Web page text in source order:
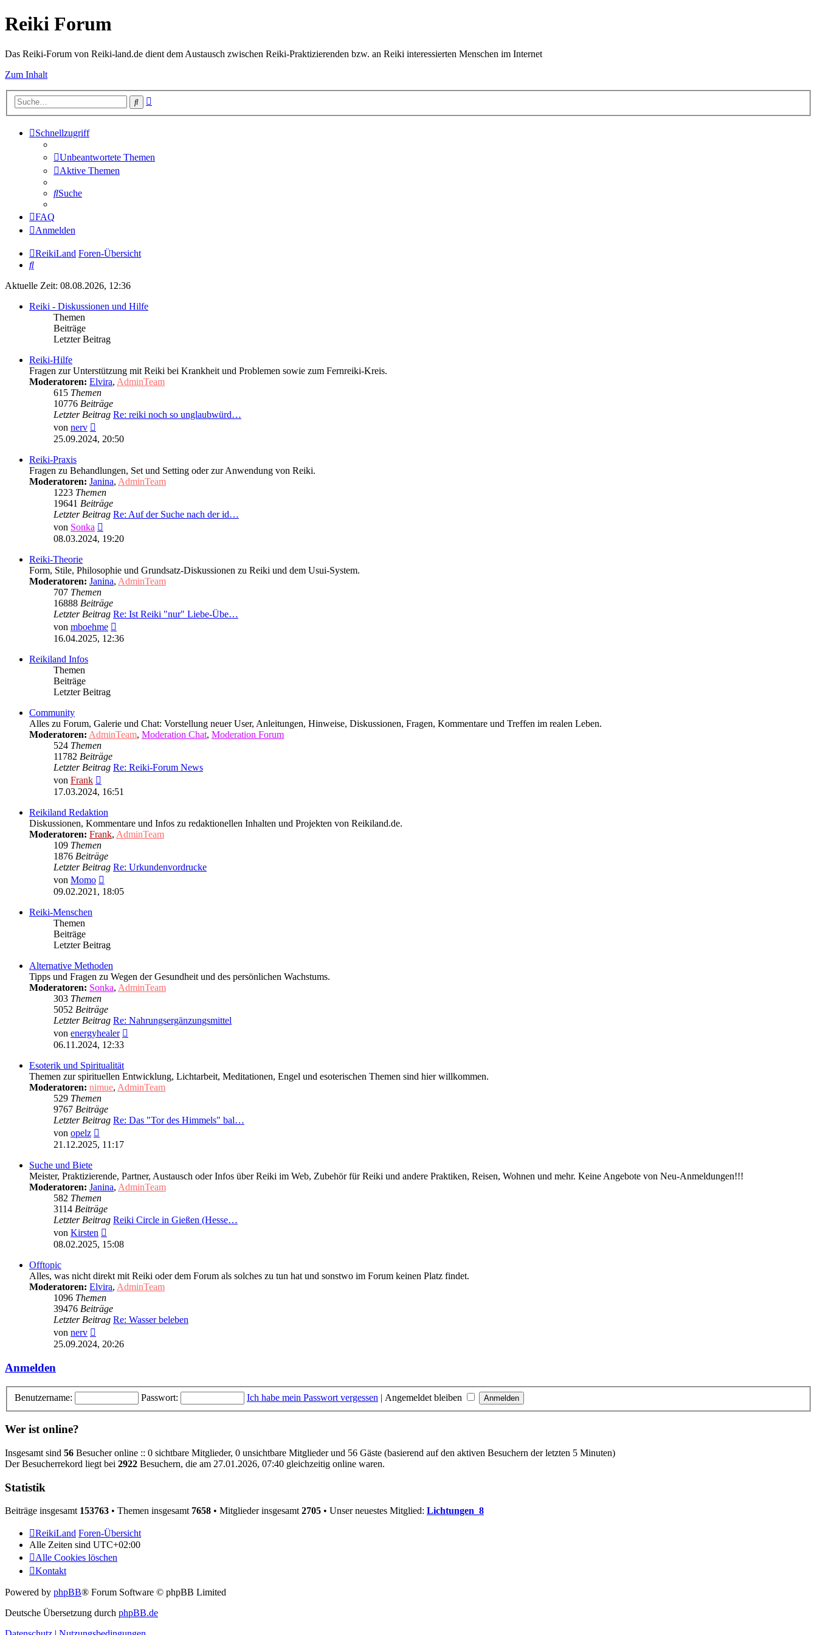
Reiki Forum
Das Reiki-Forum von Reiki-land.de dient dem Austausch zwischen Reiki-Praktizierenden bzw. an Reiki interessierten Menschen im Internet
Zum Inhalt
Suche
Schnellzugriff
Unbeantwortete Themen
Aktive Themen
Suche
FAQ
Anmelden
ReikiLand Foren-Übersicht
Suche
Aktuelle Zeit: 08.08.2026, 12:36
Reiki - Diskussionen und Hilfe
Themen
Beiträge
Letzter Beitrag
Reiki-Hilfe
Fragen zur Unterstützung mit Reiki bei Krankheit und Problemen sowie zum Fernreiki-Kreis.
Moderatoren: Elvira, AdminTeam
615 Themen
10776 Beiträge
Letzter Beitrag Re: reiki noch so unglaubwürd…
von nerv
Beitrag
25.09.2024, 20:50
Reiki-Praxis
Fragen zu Behandlungen, Set und Setting oder zur Anwendung von Reiki.
Moderatoren: Janina, AdminTeam
1223 Themen
19641 Beiträge
Letzter Beitrag Re: Auf der Suche nach der id…
von Sonka
Beitrag
08.03.2024, 19:20
Reiki-Theorie
Form, Stile, Philosophie und Grundsatz-Diskussionen zu Reiki und dem Usui-System.
Moderatoren: Janina, AdminTeam
707 Themen
16888 Beiträge
Letzter Beitrag Re: Ist Reiki "nur" Liebe-Übe…
von mboehme
Beitrag
16.04.2025, 12:36
Reikiland Infos
Themen
Beiträge
Letzter Beitrag
Community
Alles zu Forum, Galerie und Chat: Vorstellung neuer User, Anleitungen, Hinweise, Diskussionen, Fragen, Kommentare und Treffen im realen Leben.
Moderatoren: AdminTeam, Moderation Chat, Moderation Forum
524 Themen
11782 Beiträge
Letzter Beitrag Re: Reiki-Forum News
von Frank
Beitrag
17.03.2024, 16:51
Reikiland Redaktion
Diskussionen, Kommentare und Infos zu redaktionellen Inhalten und Projekten von Reikiland.de.
Moderatoren: Frank, AdminTeam
109 Themen
1876 Beiträge
Letzter Beitrag Re: Urkundenvordrucke
von Momo
Beitrag
09.02.2021, 18:05
Reiki-Menschen
Themen
Beiträge
Letzter Beitrag
Alternative Methoden
Tipps und Fragen zu Wegen der Gesundheit und des persönlichen Wachstums.
Moderatoren: Sonka, AdminTeam
303 Themen
5052 Beiträge
Letzter Beitrag Re: Nahrungsergänzungsmittel
von energyhealer
06.11.2024, 12:33
Esoterik und Spiritualität
Themen zur spirituellen Entwicklung, Lichtarbeit, Meditationen, Engel und esoterischen Themen sind hier willkommen.
Moderatoren: nimue, AdminTeam
529 Themen
9767 Beiträge
Letzter Beitrag Re: Das "Tor des Himmels" bal…
von opelz
Beitrag
21.12.2025, 11:17
Suche und Biete
Meister, Praktizierende, Partner, Austausch oder Infos über Reiki im Web, Zubehör für Reiki und andere Praktiken, Reisen, Wohnen und mehr. Keine Angebote von Neu-Anmeldungen!!!
Moderatoren: Janina, AdminTeam
582 Themen
3114 Beiträge
Letzter Beitrag Reiki Circle in Gießen (Hesse…
von Kirsten
Beitrag
08.02.2025, 15:08
Offtopic
Alles, was nicht direkt mit Reiki oder dem Forum als solches zu tun hat und sonstwo im Forum keinen Platz findet.
Moderatoren: Elvira, AdminTeam
1096 Themen
39476 Beiträge
Letzter Beitrag Re: Wasser beleben
von nerv
Beitrag
25.09.2024, 20:26
Anmelden
Benutzername: Passwort: Ich habe mein Passwort vergessen | Angemeldet bleiben
Wer ist online?
Insgesamt sind 56 Besucher online :: 0 sichtbare Mitglieder, 0 unsichtbare Mitglieder und 56 Gäste (basierend auf den aktiven Besuchern der letzten 5 Minuten)
Der Besucherrekord liegt bei 2922 Besuchern, die am 27.01.2026, 07:40 gleichzeitig online waren.
Statistik
Beiträge insgesamt 153763 • Themen insgesamt 7658 • Mitglieder insgesamt 2705 • Unser neuestes Mitglied: Lichtungen_8
ReikiLand Foren-Übersicht
Alle Zeiten sind UTC+02:00
Alle Cookies löschen
Kontakt
Powered by phpBB® Forum Software © phpBB Limited
Deutsche Übersetzung durch phpBB.de